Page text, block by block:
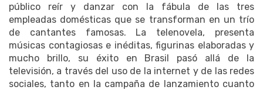
público reír y danzar con la fábula de las tres
empleadas domésticas que se transforman en un trío
de cantantes famosas. La telenovela, presenta
músicas contagiosas e inéditas, figurinas elaboradas y
mucho brillo, su éxito en Brasil pasó allá de la
televisión, a través del uso de la internet y de las redes
sociales, tanto en la campaña de lanzamiento cuanto